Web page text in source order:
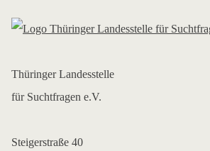
Thüringer Landesstelle
für Suchtfragen e.V.
Steigerstraße 40